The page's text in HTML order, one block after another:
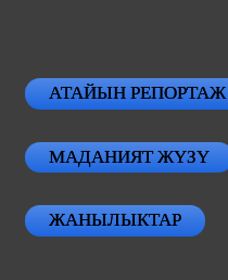
АТАЙЫН РЕПОРТАЖ
МАДАНИЯТ ЖҮЗҮ
ЖАНЫЛЫКТАР